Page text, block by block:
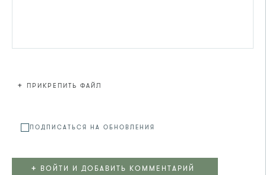
+ ПРИКРЕПИТЬ ФАЙЛ
ПОДПИСАТЬСЯ НА ОБНОВЛЕНИЯ
+ ВОЙТИ И ДОБАВИТЬ КОММЕНТАРИЙ